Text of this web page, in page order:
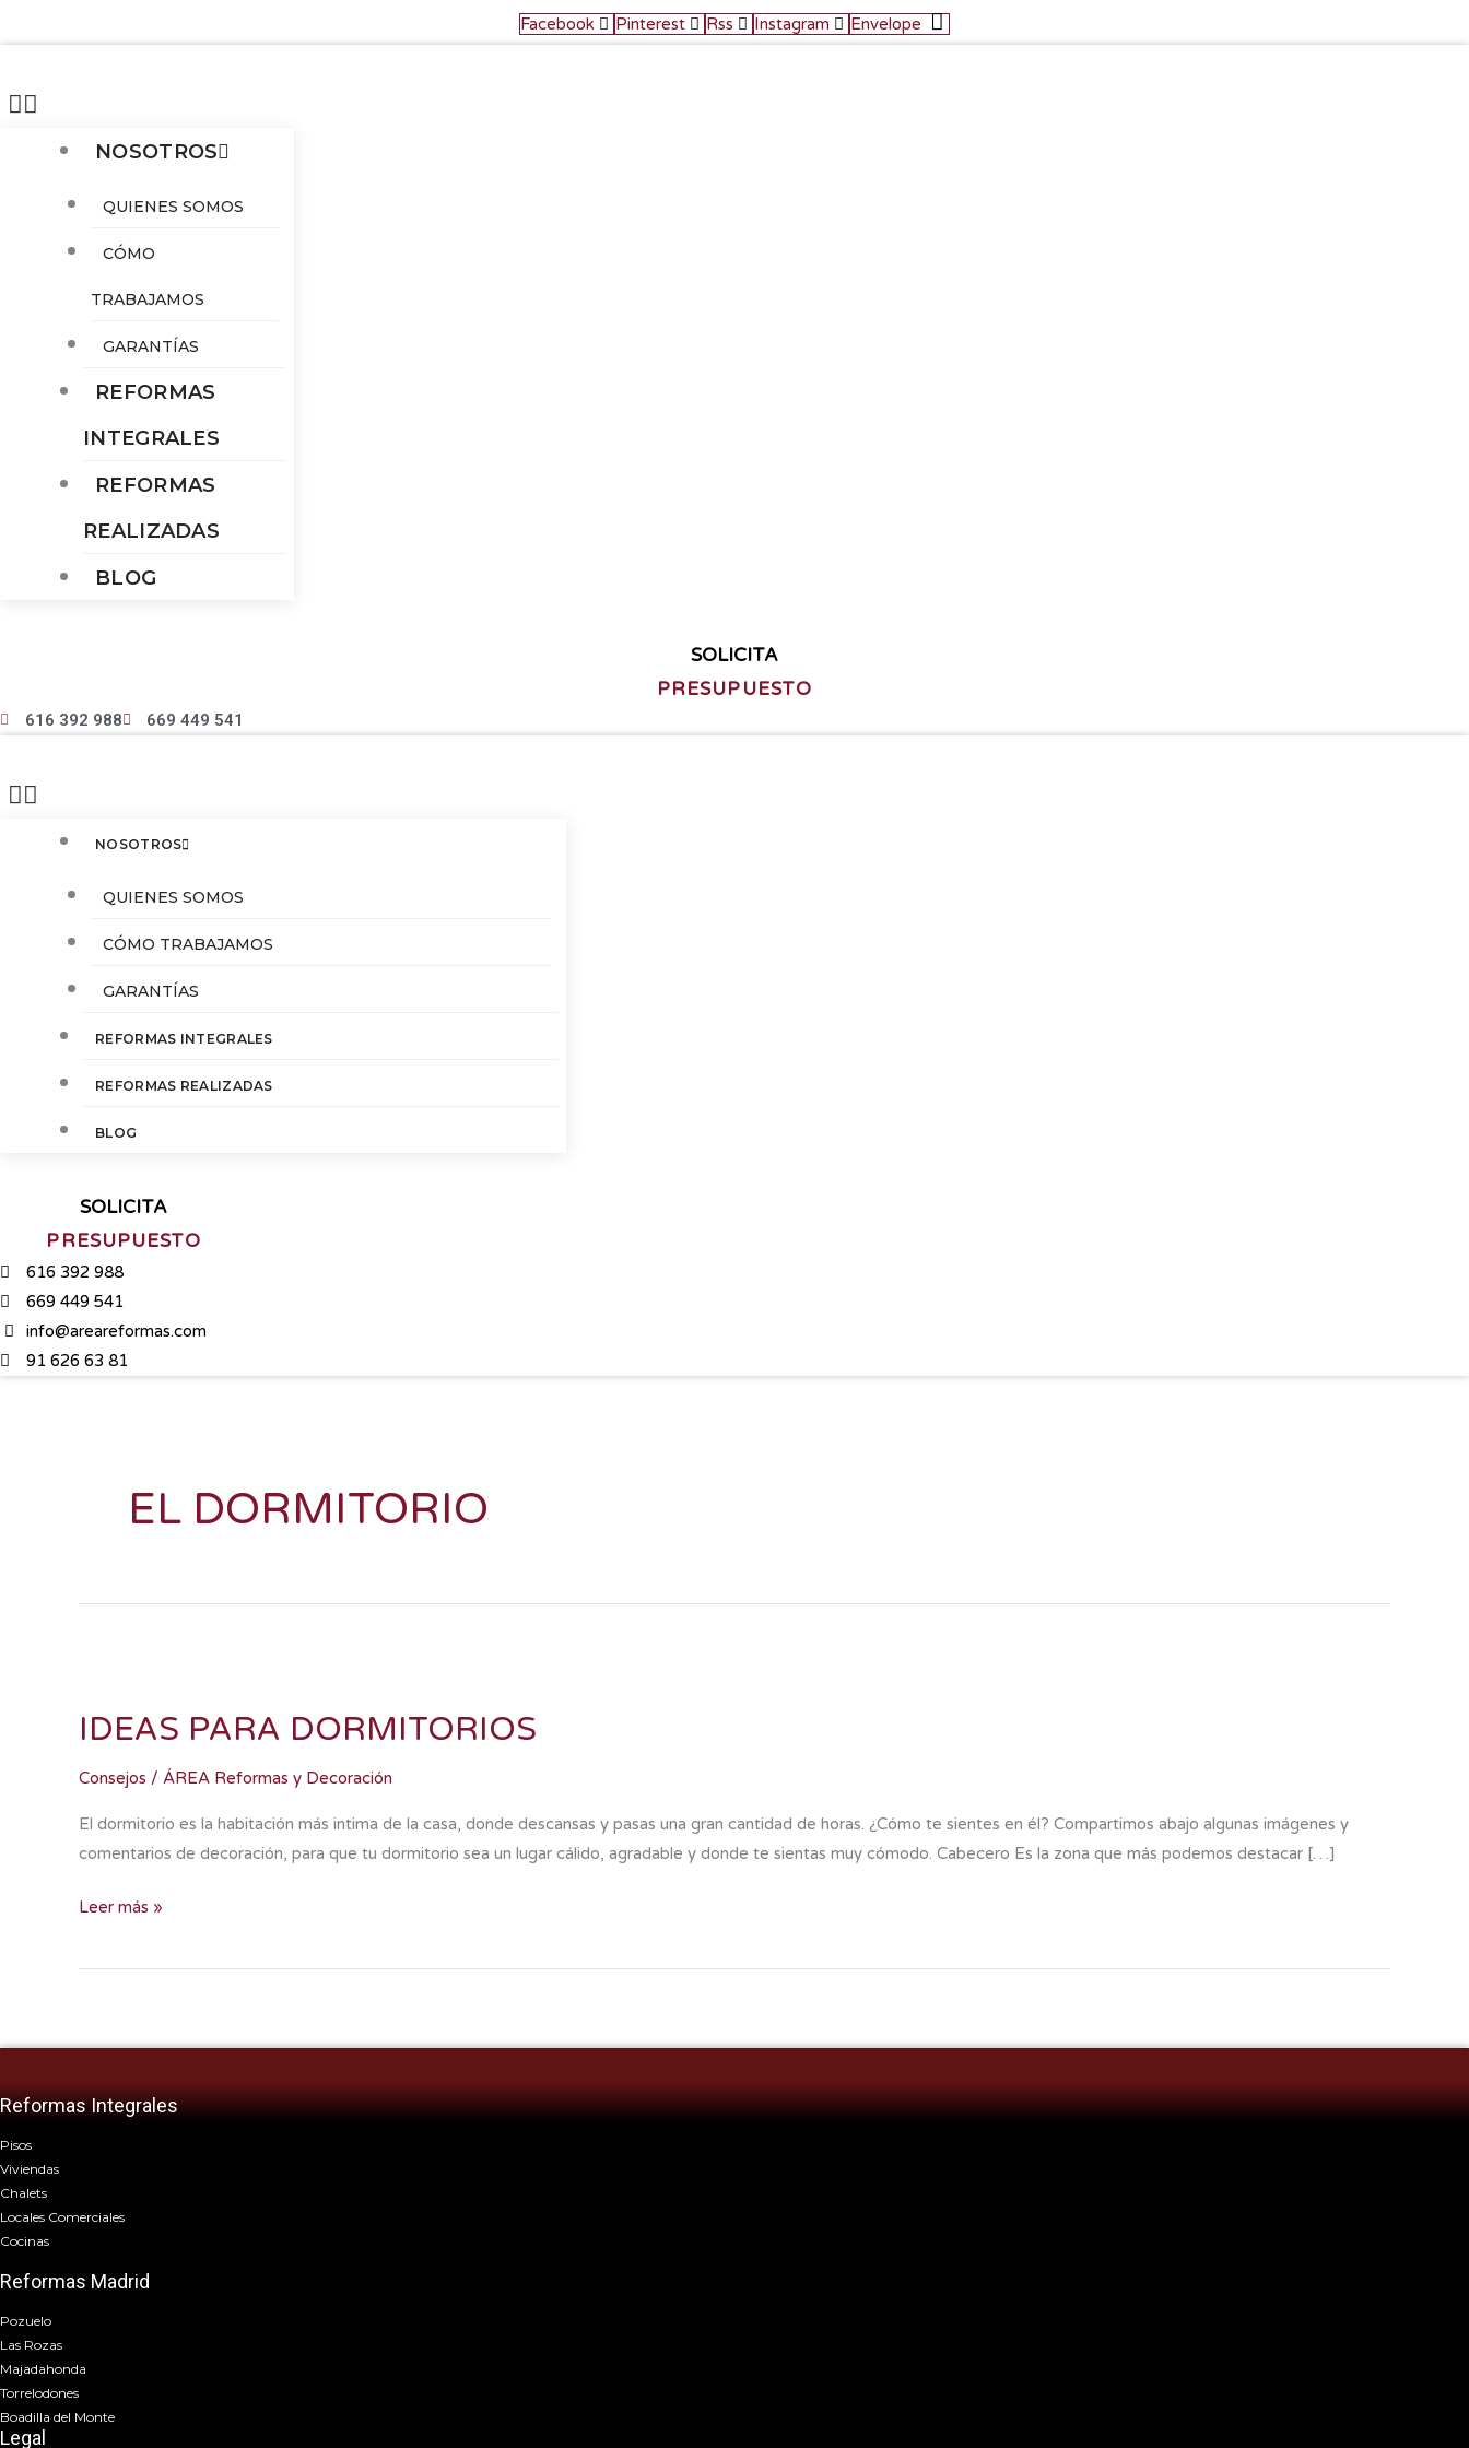
Facebook Pinterest Rss Instagram Envelope
NOSOTROS
QUIENES SOMOS
CÓMO
TRABAJAMOS
GARANTÍAS
REFORMAS
INTEGRALES
REFORMAS
REALIZADAS
BLOG
SOLICITA
PRESUPUESTO
616 392 988 669 449 541
NOSOTROS
QUIENES SOMOS
CÓMO TRABAJAMOS
GARANTÍAS
REFORMAS INTEGRALES
REFORMAS REALIZADAS
BLOG
SOLICITA
PRESUPUESTO
616 392 988
669 449 541
info@areareformas.com
91 626 63 81
EL DORMITORIO
IDEAS PARA DORMITORIOS
Consejos / ÁREA Reformas y Decoración
El dormitorio es la habitación más intima de la casa, donde descansas y pasas una gran cantidad de horas. ¿Cómo te sientes en él? Compartimos abajo algunas imágenes y
comentarios de decoración, para que tu dormitorio sea un lugar cálido, agradable y donde te sientas muy cómodo. Cabecero Es la zona que más podemos destacar […]
DORMITORIOS
Leer más »
Reformas Integrales
Pisos
Viviendas
Chalets
Locales Comerciales
Cocinas
Reformas Madrid
Pozuelo
Las Rozas
Majadahonda
Torrelodones
Boadilla del Monte
Legal